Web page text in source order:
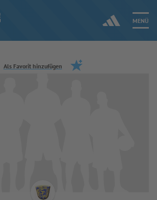
MENÜ
Jetzt einloggen
Als Favorit hinzufügen